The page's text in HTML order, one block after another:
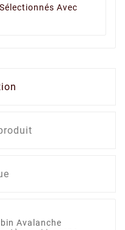
Avec
Avalanche